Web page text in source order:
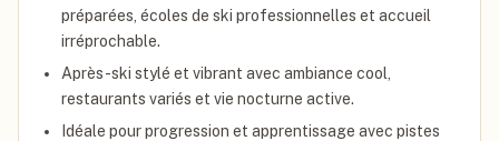
préparées, écoles de ski professionnelles et accueil
irréprochable.
Après-ski stylé et vibrant avec ambiance cool,
restaurants variés et vie nocturne active.
Idéale pour progression et apprentissage avec pistes